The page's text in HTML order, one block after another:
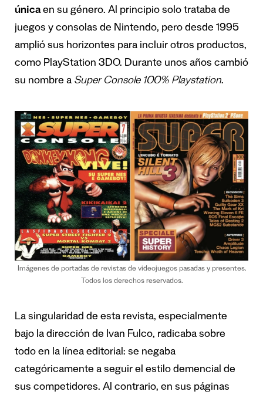
únicaen su género. Al principio solo trataba de
juegos y consolas de Nintendo, pero desde 1995
amplió sus horizontes para incluir otros productos,
como PlayStation 3DO. Durante unos años cambió
su nombre a Super Console 100% Playstation.
Imágenes de portadas de revistas de videojuegos pasadas y presentes.
Todos los derechos reservados.
La singularidad de esta revista, especialmente
bajo la dirección de Ivan Fulco, radicaba sobre
todo en la línea editorial: se negaba
categóricamente a seguir el estilo demencial de
sus competidores. Al contrario, en sus páginas